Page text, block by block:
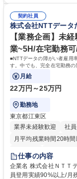
募集職種 【大阪・京都
えて、お客様や社員の
待され。組織を支える
社員から頼られる存在
務の持ち帰りも禁止され
歴・資格 学歴：大学院
契約社員
株式会社NTTデータ
【業務企画】未
業~5H/在宅勤務
■NTTデータの障がい者雇用
す。中でも、完全在宅勤務
っていただきます。
月給
22万円～25万円
勤務地
東京都江東区
業界未経験歓迎
社
月平均残業時間20時間
育休あり
完全週休2
仕事の内容
企業名 株式会社ＮＴＴデータだいち 求人名 【
員登用実績90%以上/月残業～